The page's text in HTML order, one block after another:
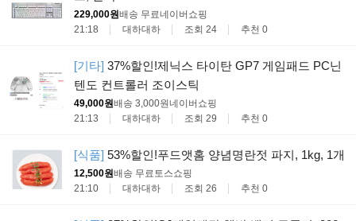
229,000원배송 무료네이버쇼핑
21:18
대하대하 조회 24 추천 0
[기타] 37%할인!제닉스 타이탄 GP7 게임패드 PC닌
텐도 컨트롤러 조이스틱
49,000원배송 3,000원네이버쇼핑
21:13
대하대하 조회 29 추천 0
[식품] 53%할인!푸드앳홈 양념명란젓 파지, 1kg, 1개
12,500원배송 무료 토스쇼핑
21:10
대하대하 조회 26 추천 0